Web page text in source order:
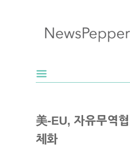
美-EU, 자유무역
체화